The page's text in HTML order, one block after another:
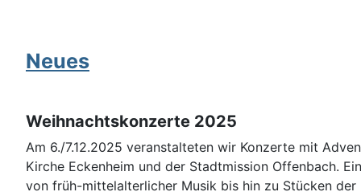
Neues
Weihnachtskonzerte 2025
Am 6./7.12.2025 veranstalteten wir Konzerte mit
Kirche Eckenheim und der Stadtmission Offenbach.
von früh-mittelalterlicher Musik bis hin zu Stücken